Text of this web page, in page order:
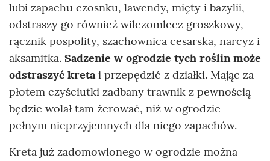
lubi zapachu czosnku, lawendy, mięty i bazylii,
odstraszy go również wilczomlecz groszkowy,
rącznik pospolity, szachownica cesarska, narcyz i
aksamitka. Sadzenie w ogrodzie tych roślin może
odstraszyć kretai przepędzić z działki. Mając za
płotem czyściutki zadbany trawnik z pewnością
będzie wolał tam żerować, niż w ogrodzie
pełnym nieprzyjemnych dla niego zapachów.
Kreta już zadomowionego w ogrodzie można